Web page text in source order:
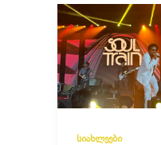
სიახლეები